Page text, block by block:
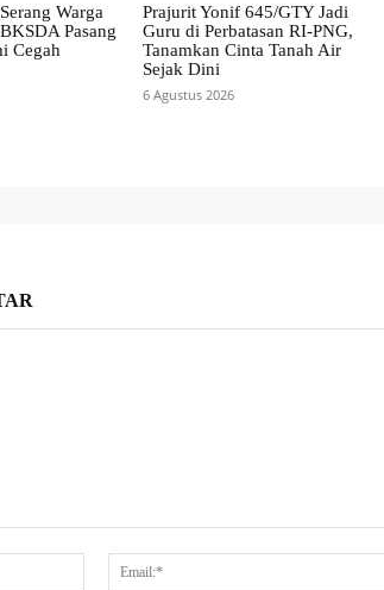
Warga
Pasang
Cegah
Prajurit Yonif 645/GTY Jadi
Guru di Perbatasan RI-PNG,
Tanamkan Cinta Tanah Air
Sejak Dini
6 Agustus 2026
Nama:*